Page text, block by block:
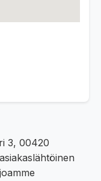
3, 00420